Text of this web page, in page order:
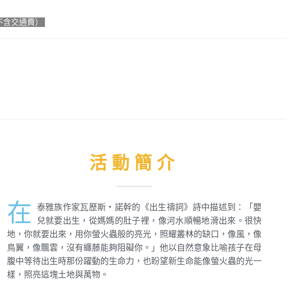
交通費）
活動簡介
在
泰雅族作家瓦歷斯・諾幹的《出生禱詞》詩中描述到：「嬰
兒就要出生，從媽媽的肚子裡，像河水順暢地滑出來。很快
地，你就要出來，用你螢火蟲般的亮光，照耀叢林的缺口，像風，像
鳥翼，像飄雲，沒有纏藤能夠阻礙你。」他以自然意象比喻孩子在母
腹中等待出生時那份躍動的生命力，也盼望新生命能像螢火蟲的光一
樣，照亮這塊土地與萬物。